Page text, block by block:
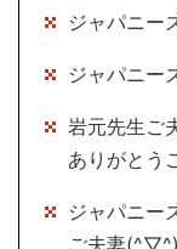
ジャパニー
ジャパニー
岩元先生ご
ありがとう
ジャパニー
ご夫妻